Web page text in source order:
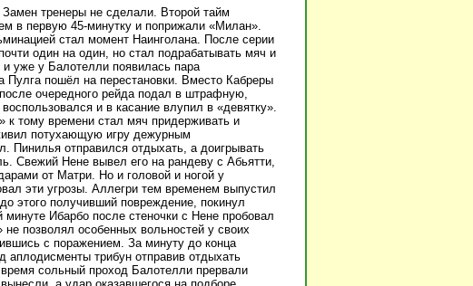
тренеры не сделали. Второй тайм
в первую 45-минутку и поприжали «Милан».
стал момент Наинголана. После серии
один на один, но стал подрабатывать мяч и
уже у Балотелли появилась пара
Пулга пошёл на перестановки. Вместо Кабреры
очередного рейда подал в штрафную,
и в касание влупил в «девятку».
тому времени стал мяч придерживать и
потухающую игру дежурным
Пинилья отправился отдыхать, а доигрывать
Свежий Нене вывел его на рандеву с Абьятти,
от Матри. Но и головой и ногой у
эти угрозы. Аллегри тем временем выпустил
этого получивший повреждение, покинул
Ибарбо после стеночки с Нене пробовал
позволял особенных вольностей у своих
с поражением. За минуту до конца
трибун отправив отдыхать
сольный проход Балотелли прервали